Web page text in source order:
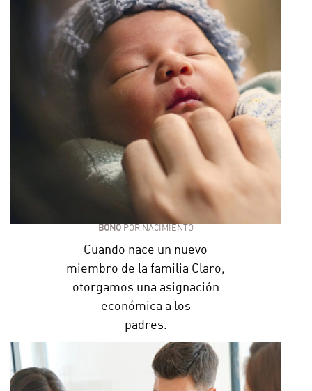
BONO POR NACIMIENTO
Cuando nace un nuevo
miembro de la familia Claro,
otorgamos una asignación
económica a los
padres.